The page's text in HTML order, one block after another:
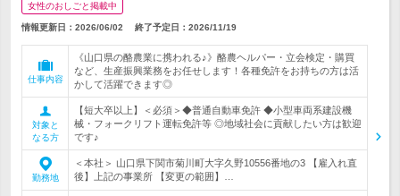
女性のおしごと掲載中
情報更新日：2026/06/02 終了予定日： 2026/11/19
仕事内容
《山口県の酪農業に携われる♪》酪農ヘルパー・立会検定・購買
など、生産振興業務をお任せします！各種免許をお持ちの方は活
かして活躍できます◎
対象と
なる方
【短大卒以上】＜必須＞◆普通自動車免許 ◆小型車両系建設機
械・フォークリフト運転免許等 ◎地域社会に貢献したい方は歓迎
です♪
勤務地
＜本社＞ 山口県下関市菊川町大字久野10556番地の3 【雇入れ直
後】上記の事業所 【変更の範囲】…